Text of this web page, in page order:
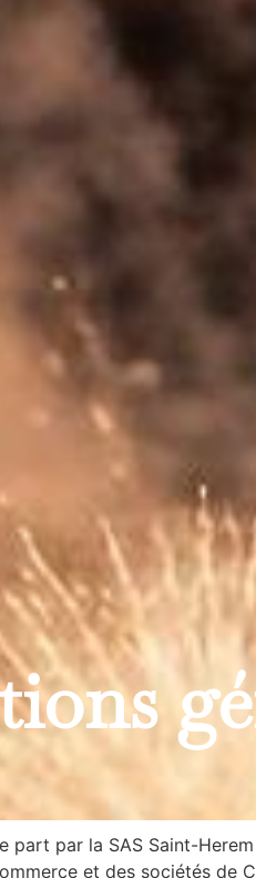
part par la SAS Saint-
et des sociétés de